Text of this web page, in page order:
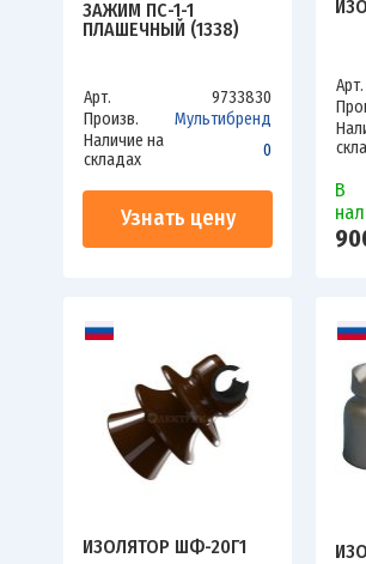
ЗАЖИМ ПС-1-1
ПЛАШЕЧНЫЙ (1338)
Арт.
9733830
Произв.
Мультибренд
Наличие на
складах
0
Узнать цену
Арт.
В
ИЗОЛЯТОР ШФ-20Г1